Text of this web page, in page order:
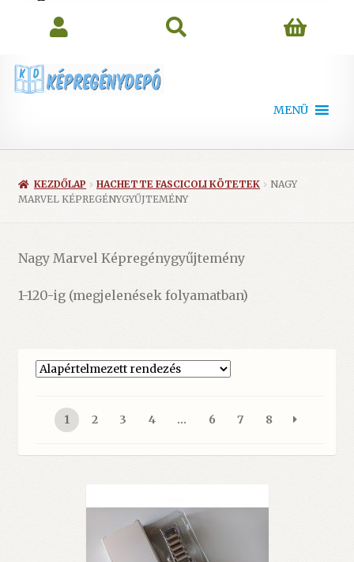
MENÜ
KEZDŐLAP HACHETTE FASCICOLI KÖTETEK
NAGY
MARVEL KÉPREGÉNYGYŰJTEMÉNY
Nagy Marvel Képregénygyűjtemény
1-120-ig (megjelenések folyamatban)
1 2 3 4 … 6 7 8